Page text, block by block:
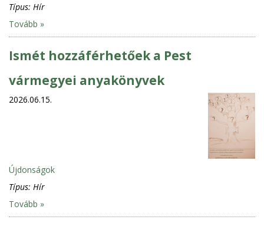
Típus: Hír
Tovább »
Ismét hozzáférhetőek a Pest
vármegyei anyakönyvek
2026.06.15.
Újdonságok
Típus: Hír
Tovább »